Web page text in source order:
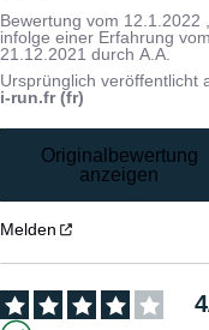
Bewertung vom 12.1.2022
infolge einer Erfahrung
21.12.2021 durchA.A.
Ursprünglich veröffentlicht
i-run.fr (fr)
Originalbewertung
anzeigen
Melden
4